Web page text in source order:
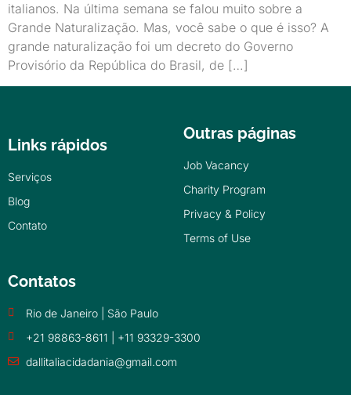
italianos. Na última semana se falou muito sobre a
Grande Naturalização. Mas, você sabe o que é isso? A
grande naturalização foi um decreto do Governo
Provisório da República do Brasil, de […]
Links rápidos
Serviços
Blog
Contato
Outras páginas
Job Vacancy
Charity Program
Privacy & Policy
Terms of Use
Contatos
Rio de Janeiro | São Paulo
+21 98863-8611 | +11 93329-3300
dallitaliacidadania@gmail.com